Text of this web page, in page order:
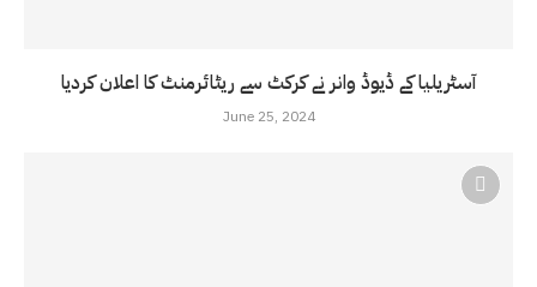
آسٹریلیا کے ڈیوڈ وانر نے کرکٹ سے ریٹائرمنٹ کا اعلان کردیا
June 25, 2024